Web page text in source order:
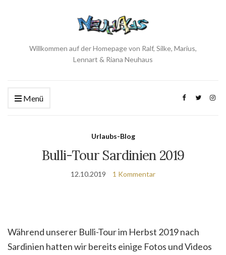
Willkommen auf der Homepage von Ralf, Silke, Marius,
Lennart & Riana Neuhaus
Menü
Urlaubs-Blog
Bulli-Tour Sardinien 2019
12.10.2019 1 Kommentar
Während unserer Bulli-Tour im Herbst 2019 nach
Sardinien hatten wir bereits einige Fotos und Videos